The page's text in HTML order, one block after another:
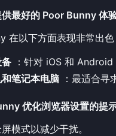
最好的 Poor Bunny 体
在以下方面表现非常出色
：针对 iOS 和 Android
笔记本电脑 ：最适合寻
优化浏览器设置的提
模式以减少干扰。